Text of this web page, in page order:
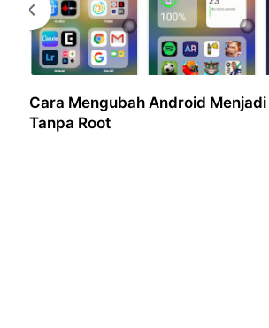
Cara Mengubah Android Menjadi
Tanpa Root